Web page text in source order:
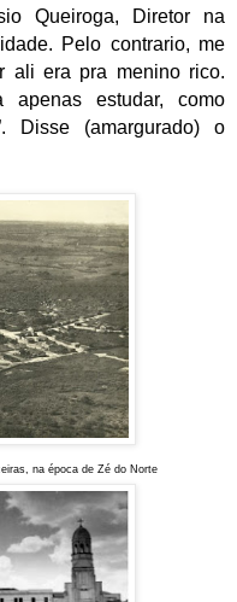
Queiroga, Diretor na
Pelo contrario, me
ali era pra menino rico.
apenas estudar, como
Disse (amargurado) o
na época de Zé do Norte